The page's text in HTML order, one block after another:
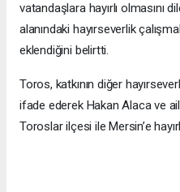
vatandaşlara hayırlı olmasını
alanındaki hayırseverlik
eklendiğini belirtti.
Toros, katkının diğer
ifade ederek Hakan Alaca ve
Toroslar ilçesi ile Mersin’e